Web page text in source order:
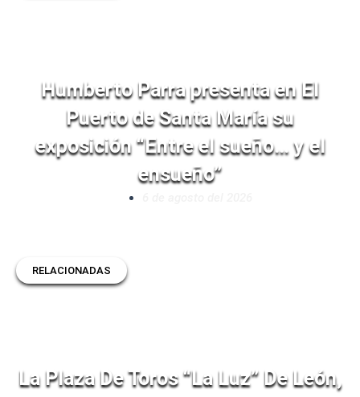
Humberto Parra presenta en El
Puerto de Santa María su
exposición “Entre el sueño… y el
ensueño”
RELACIONADAS
La Plaza De Toros “La Luz” De León,